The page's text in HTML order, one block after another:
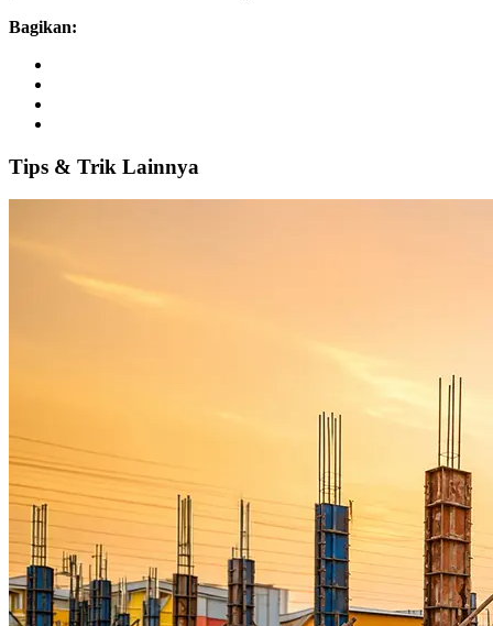
Bagikan:
Tips & Trik Lainnya